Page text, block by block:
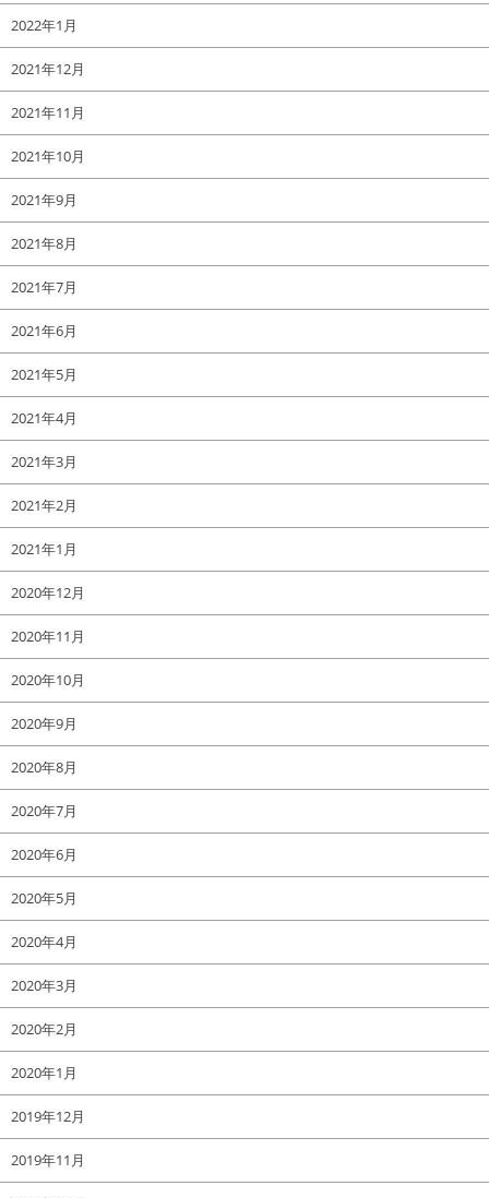
2022年1月
2021年12月
2021年11月
2021年10月
2021年9月
2021年8月
2021年7月
2021年6月
2021年5月
2021年4月
2021年3月
2021年2月
2021年1月
2020年12月
2020年11月
2020年10月
2020年9月
2020年8月
2020年7月
2020年6月
2020年5月
2020年4月
2020年3月
2020年2月
2020年1月
2019年12月
2019年11月